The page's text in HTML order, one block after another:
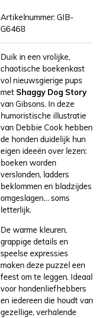
Artikelnummer: GIB-
G6468
Duik in een vrolijke,
chaotische boekenkast
vol nieuwsgierige pups
met Shaggy Dog Story
van Gibsons. In deze
humoristische illustratie
van Debbie Cook hebben
de honden duidelijk hun
eigen ideeën over lezen:
boeken worden
verslonden, ladders
beklommen en bladzijdes
omgeslagen… soms
letterlijk.
De warme kleuren,
grappige details en
speelse expressies
maken deze puzzel een
feest om te leggen. Ideaal
voor hondenliefhebbers
en iedereen die houdt van
gezellige, verhalende